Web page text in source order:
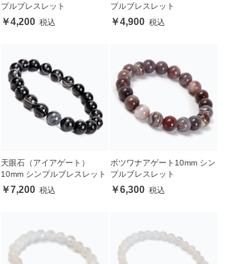
プルブレスレット
4,200
プルブレスレット
4,900
天眼石（アイアゲート）
10mm シンプルブレスレット
7,200
ボツワナアゲート10mm シン
プルブレスレット
6,300